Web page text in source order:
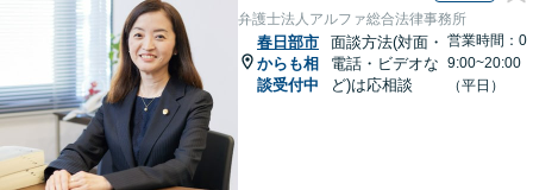
弁護士法人アルファ総合法律事務所
春日部市
からも相
談受付中
面談方法(対面・
電話・ビデオな
ど)は応相談
営業時間：0
9:00~20:00
（平日）